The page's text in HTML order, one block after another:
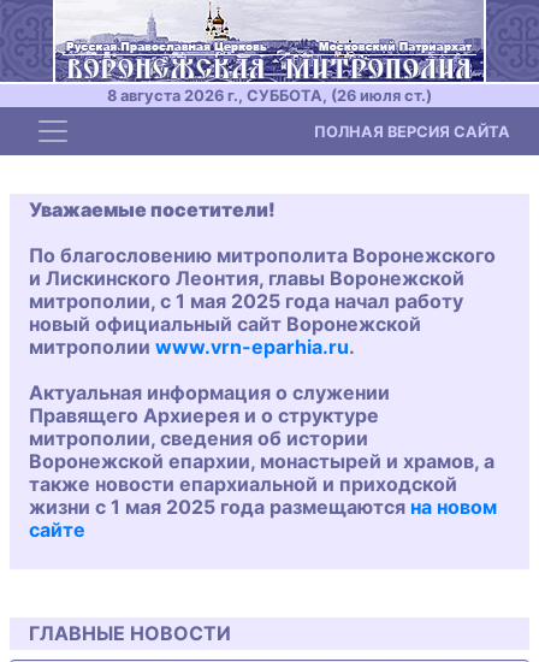
8 августа 2026 г., СУББОТА, (26 июля ст.)
Toggle navigation ПОЛНАЯ ВЕРСИЯ САЙТА
Уважаемые посетители!
По благословению митрополита Воронежского
и Лискинского Леонтия, главы Воронежской
митрополии, с 1 мая 2025 года начал работу
новый официальный сайт Воронежской
митрополии www.vrn-eparhia.ru.
Актуальная информация о служении
Правящего Архиерея и о структуре
митрополии, сведения об истории
Воронежской епархии, монастырей и храмов, а
также новости епархиальной и приходской
жизни с 1 мая 2025 года размещаются на новом
сайте
ГЛАВНЫЕ НОВОСТИ